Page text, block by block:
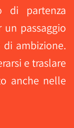
di partenza
passaggio
ambizione.
e traslare
anche nelle